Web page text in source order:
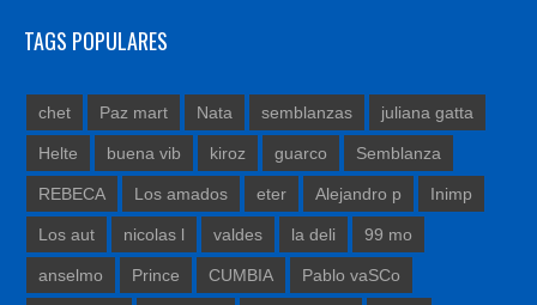
TAGS POPULARES
chet Paz mart Nata semblanzas juliana gatta
Helte buena vib kiroz guarco Semblanza
REBECA Los amados eter Alejandro p Inimp
Los aut nicolas l valdes la deli 99 mo
anselmo Prince CUMBIA Pablo vaSCo